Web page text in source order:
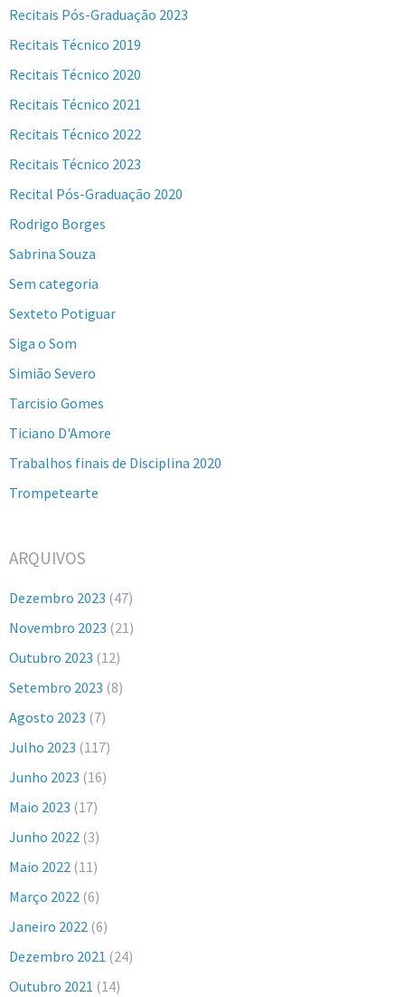
Recitais Pós-Graduação 2023
Recitais Técnico 2019
Recitais Técnico 2020
Recitais Técnico 2021
Recitais Técnico 2022
Recitais Técnico 2023
Recital Pós-Graduação 2020
Rodrigo Borges
Sabrina Souza
Sem categoria
Sexteto Potiguar
Siga o Som
Simião Severo
Tarcisio Gomes
Ticiano D'Amore
Trabalhos finais de Disciplina 2020
Trompetearte
ARQUIVOS
Dezembro 2023 (47)
Novembro 2023 (21)
Outubro 2023 (12)
Setembro 2023 (8)
Agosto 2023 (7)
Julho 2023 (117)
Junho 2023 (16)
Maio 2023 (17)
Junho 2022 (3)
Maio 2022 (11)
Março 2022 (6)
Janeiro 2022 (6)
Dezembro 2021 (24)
Outubro 2021 (14)